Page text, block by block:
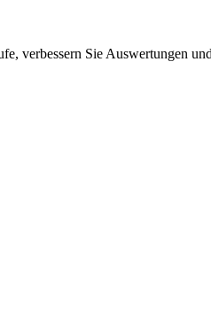
verbessern Sie Auswertungen